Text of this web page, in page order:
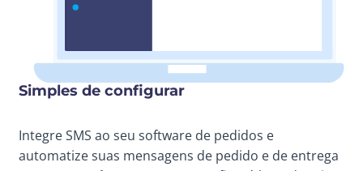
Simples de configurar
Integre SMS ao seu software de pedidos e
automatize suas mensagens de pedido e de entrega